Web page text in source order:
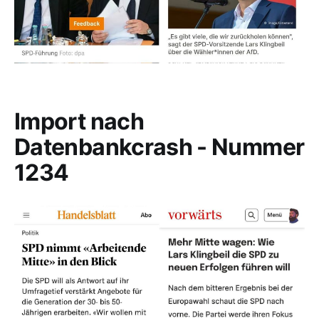
Import nach
Datenbankcrash - Nummer
1234